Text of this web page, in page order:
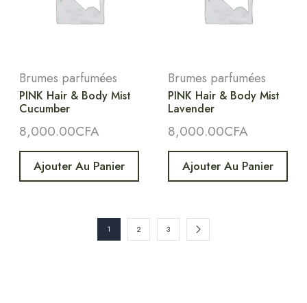
Brumes parfumées
PINK Hair & Body Mist
Cucumber
8,000.00CFA
Ajouter Au Panier
Brumes parfumées
PINK Hair & Body Mist
Lavender
8,000.00CFA
Ajouter Au Panier
1 2 3